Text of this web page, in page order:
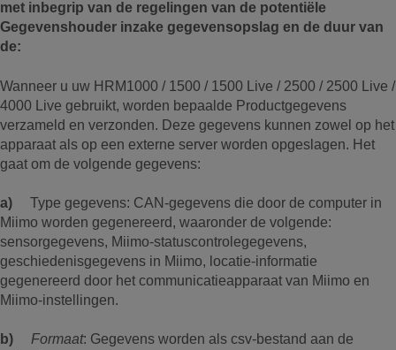
met inbegrip van de regelingen van de potentiële
Gegevenshouder inzake gegevensopslag en de duur van
de:
Wanneer u uw HRM1000 / 1500 / 1500 Live / 2500 / 2500 Live /
4000 Live gebruikt, worden bepaalde Productgegevens
verzameld en verzonden. Deze gegevens kunnen zowel op het
apparaat als op een externe server worden opgeslagen. Het
gaat om de volgende gegevens:
a) Type gegevens: CAN-gegevens die door de computer in
Miimo worden gegenereerd, waaronder de volgende:
sensorgegevens, Miimo-statuscontrolegegevens,
geschiedenisgegevens in Miimo, locatie-informatie
gegenereerd door het communicatieapparaat van Miimo en
Miimo-instellingen.
b) Formaat: Gegevens worden als csv-bestand aan de